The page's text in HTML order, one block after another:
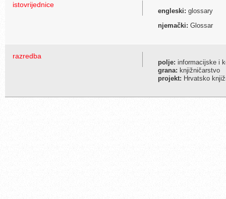
istovrijednice
engleski: glossary
njemački: Glossar
razredba
polje: informacijske i
grana: knjižničarstvo
projekt: Hrvatsko